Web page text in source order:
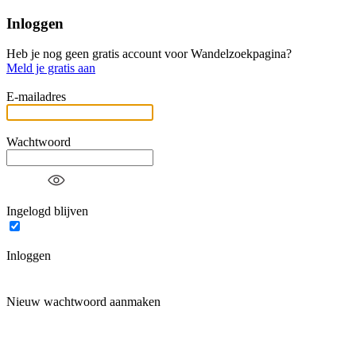
Inloggen
Heb je nog geen gratis account voor Wandelzoekpagina?
Meld je gratis aan
E-mailadres
Wachtwoord
Ingelogd blijven
Inloggen
Nieuw wachtwoord aanmaken